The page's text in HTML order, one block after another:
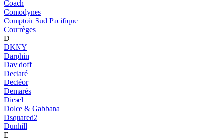
Coach
Comodynes
Comptoir Sud Pacifique
Courrèges
D
DKNY
Darphin
Davidoff
Declaré
Decléor
Demarés
Diesel
Dolce & Gabbana
Dsquared2
Dunhill
E